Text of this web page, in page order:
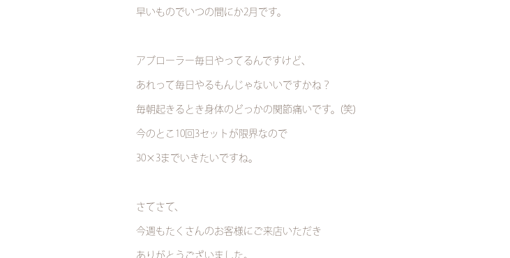
早いものでいつの間にか2月です。
アブローラー毎日やってるんですけど、
あれって毎日やるもんじゃないいですかね？
毎朝起きるとき身体のどっかの関節痛いです。(笑)
今のとこ10回3セットが限界なので
30×3までいきたいですね。
さてさて、
今週もたくさんのお客様にご来店いただき